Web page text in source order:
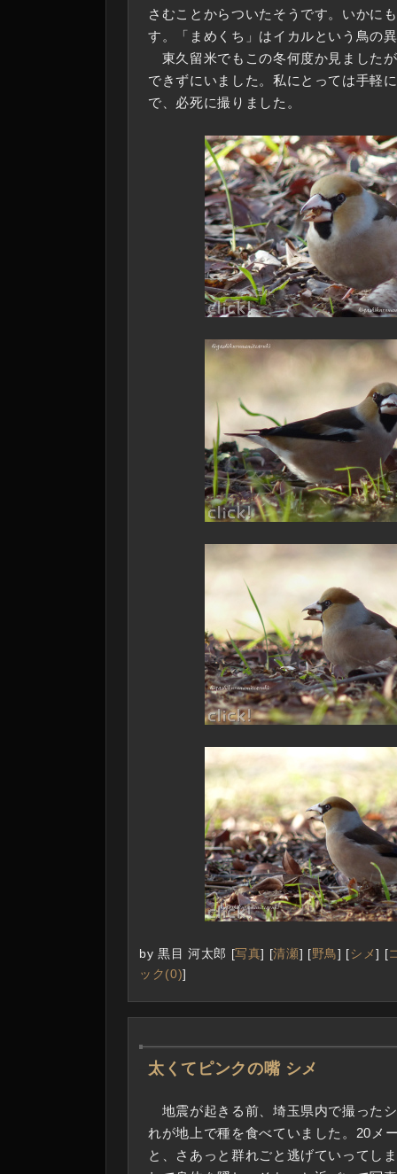
さむことからついたそうです。いかに
す。「まめくち」はイカルという鳥の
東久留米でもこの冬何度か見ました
できずにいました。私にとっては手軽
で、必死に撮りました。
by 黒目 河太郎 [写真] [清瀬] [野鳥] [ シメ] [
ック(0)]
太くてピンクの嘴 シメ
―
地震が起きる前、埼玉県内で撮った
れが地上で種を食べていました。20メ
と、さあっと群れごと逃げていってし